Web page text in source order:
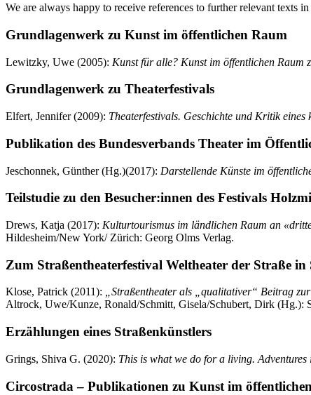
We are always happy to receive references to further relevant texts
Grundlagenwerk zu Kunst im öffentlichen Raum
Lewitzky, Uwe (2005): Kunst für alle? Kunst im öffentlichen
Grundlagenwerk zu Theaterfestivals
Elfert, Jennifer (2009): Theaterfestivals. Geschichte und Kritik
Publikation des Bundesverbands Theater im
Jeschonnek, Günther (Hg.)(2017): Darstellende Künste im
Teilstudie zu den Besucher:innen des Festivals
Drews, Katja (2017): Kulturtourismus im ländlichen Raum an
Hildesheim/New York/ Zürich: Georg Olms Verlag.
Zum Straßentheaterfestival Weltheater der Straße in
Klose, Patrick (2011): „Straßentheater als „qualitativer“ Beitrag
Altrock, Uwe/Kunze, Ronald/Schmitt, Gisela/Schubert, Dirk (Hg.):
Erzählungen eines Straßenkünstlers
Grings, Shiva G. (2020): This is what we do for a living. Adventures
Circostrada – Publikationen zu Kunst im